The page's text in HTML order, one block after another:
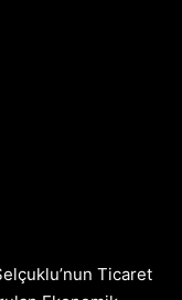
Ticaret